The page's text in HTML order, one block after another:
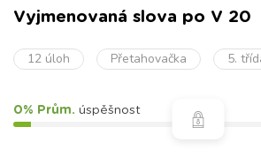
Vyjmenovaná slova po V 20
12 úloh Přetahovačka 5.
0% Prům. úspěšnost